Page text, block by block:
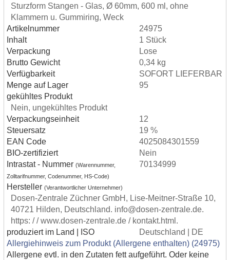
Sturzform Stangen - Glas, Ø 60mm, 600 ml, ohne
Klammern u. Gummiring, Weck
Artikelnummer
24975
Inhalt
1 Stück
Verpackung
Lose
Brutto Gewicht
0,34 kg
Verfügbarkeit
SOFORT LIEFERBAR
Menge auf Lager
95
gekühltes Produkt
Nein, ungekühltes Produkt
Verpackungseinheit
12
Steuersatz
19 %
EAN Code
4025084301559
BIO-zertifiziert
Nein
Intrastat - Nummer (Warennummer,
Zolltarifnummer, Codenummer, HS-Code)
70134999
Hersteller (Verantwortlicher Unternehmer)
Dosen-Zentrale Züchner GmbH, Lise-Meitner-Straße 10,
40721 Hilden, Deutschland. info@dosen-zentrale.de.
https: / / www.dosen-zentrale.de / kontakt.html.
produziert im Land | ISO
Deutschland | DE
Allergiehinweis zum Produkt (Allergene enthalten) (24975)
Allergene evtl. in den Zutaten fett aufgeführt. Oder keine